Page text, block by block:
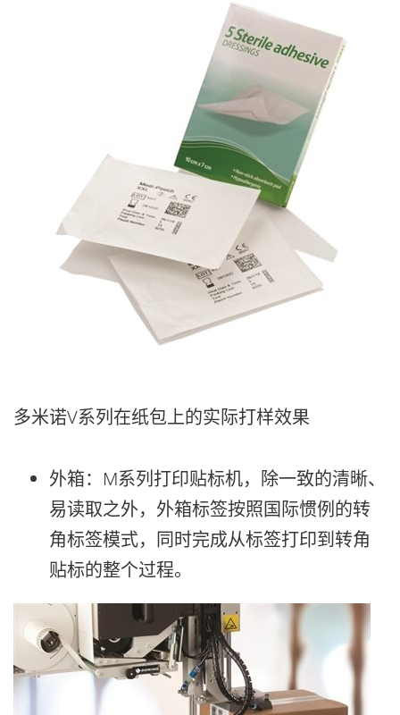
多米诺V系列在纸包上的实际打样效果
外箱：M系列打印贴标机，除一致的清晰、
易读取之外，外箱标签按照国际惯例的转
角标签模式，同时完成从标签打印到转角
贴标的整个过程。